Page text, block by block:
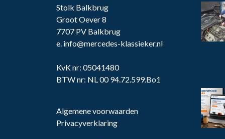
Stolk Balkbrug
Groot Oever 8
7707 PV Balkbrug
e. info@mercedes-klassieker.nl
KvK nr: 05041480
BTW nr: NL 00 94.72.599.Bo1
Algemene voorwaarden
Privacyverklaring